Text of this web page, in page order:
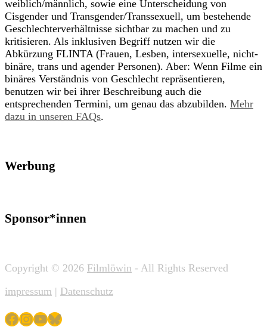
weiblich/männlich, sowie eine Unterscheidung von
Cisgender und Transgender/Transsexuell, um bestehende
Geschlechterverhältnisse sichtbar zu machen und zu
kritisieren. Als inklusiven Begriff nutzen wir die
Abkürzung FLINTA (Frauen, Lesben, intersexuelle, nicht-
binäre, trans und agender Personen). Aber: Wenn Filme ein
binäres Verständnis von Geschlecht repräsentieren,
benutzen wir bei ihrer Beschreibung auch die
entsprechenden Termini, um genau das abzubilden. Mehr
dazu in unseren FAQs.
Werbung
Sponsor*innen
Copyright © 2026 Filmlöwin - All Rights Reserved
impressum | Datenschutz
Facebook
Instagram
YouTube
Bluesky